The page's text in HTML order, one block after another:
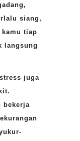
siang,
tiap
langsung
juga
bekerja